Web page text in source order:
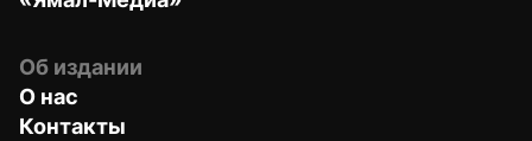
Об издании
О нас
Контакты